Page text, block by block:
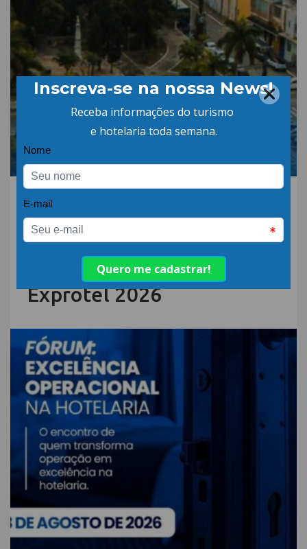
30.JUL.26 | POR: ABIH-SC
São José fortalece
protagonismo no turismo
catarinense e confirma
participação no Encatho &
Exprotel 2026